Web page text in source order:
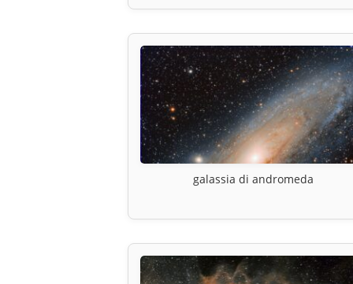
galassia di andromeda